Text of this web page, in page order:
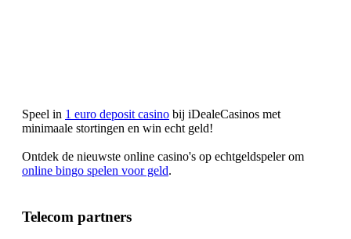
Speel in 1 euro deposit casino bij iDealeCasinos met
minimaale stortingen en win echt geld!
Ontdek de nieuwste online casino's op echtgeldspeler om
online bingo spelen voor geld.
Telecom partners